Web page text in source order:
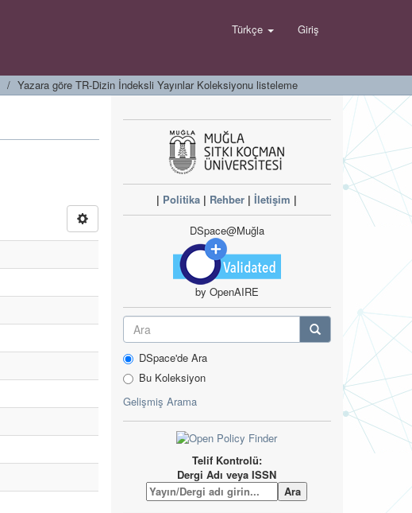
Türkçe Giriş
Yazara göre TR-Dizin İndeksli Yayınlar Koleksiyonu listeleme
| Politika | Rehber |İletişim |
DSpace@Muğla
by OpenAIRE
DSpace'de Ara
Bu Koleksiyon
Gelişmiş Arama
Telif Kontrolü:
Dergi Adı veya ISSN